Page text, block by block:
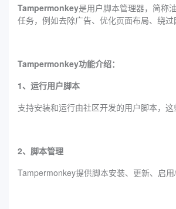
‌Tampermonkey是用户脚本管理器，简称
任务，例如去除广告、优化页面布局、绕
‌Tampermonkey功能介绍：
1、运行用户脚本
支持安装和运行由社区开发的用户脚本，这
2、脚本管理
‌Tampermonkey提供脚本安装、更新、启